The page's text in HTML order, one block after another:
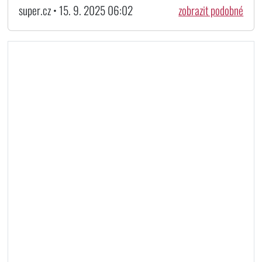
super.cz • 15. 9. 2025 06:02 zobrazit podobné